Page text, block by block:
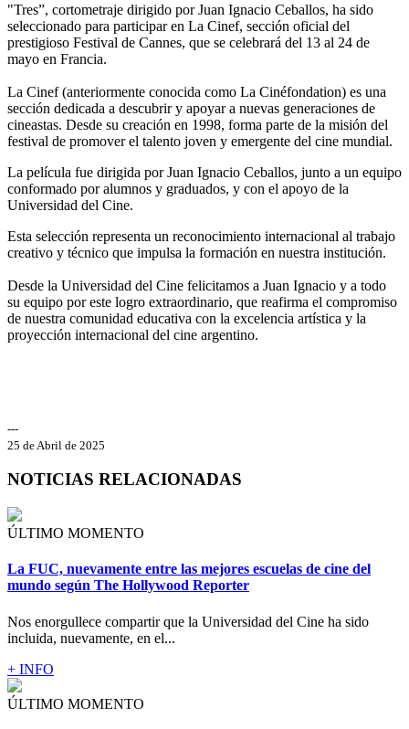
"Tres”, cortometraje dirigido por Juan Ignacio Ceballos, ha sido
seleccionado para participar en La Cinef, sección oficial del
prestigioso Festival de Cannes, que se celebrará del 13 al 24 de
mayo en Francia.
La Cinef (anteriormente conocida como La Cinéfondation) es una
sección dedicada a descubrir y apoyar a nuevas generaciones de
cineastas. Desde su creación en 1998, forma parte de la misión del
festival de promover el talento joven y emergente del cine mundial.
La película fue dirigida por Juan Ignacio Ceballos, junto a un equipo
conformado por alumnos y graduados, y con el apoyo de la
Universidad del Cine.
Esta selección representa un reconocimiento internacional al trabajo
creativo y técnico que impulsa la formación en nuestra institución.
Desde la Universidad del Cine felicitamos a Juan Ignacio y a todo
su equipo por este logro extraordinario, que reafirma el compromiso
de nuestra comunidad educativa con la excelencia artística y la
proyección internacional del cine argentino.
---
25 de Abril de 2025
NOTICIAS RELACIONADAS
ÚLTIMO MOMENTO
La FUC, nuevamente entre las mejores escuelas de cine del
mundo según The Hollywood Reporter
Nos enorgullece compartir que la Universidad del Cine ha sido
incluida, nuevamente, en el...
+ INFO
ÚLTIMO MOMENTO